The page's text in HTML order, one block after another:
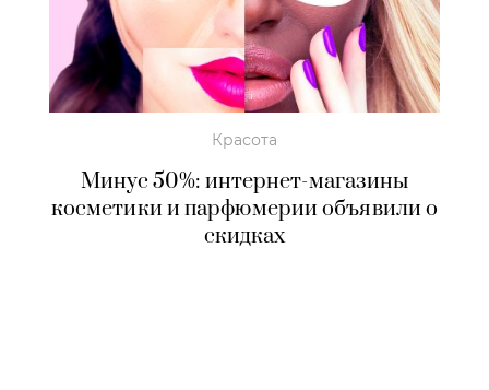
Красота
Минус 50%: интернет-магазины
косметики и парфюмерии объявили о
скидках